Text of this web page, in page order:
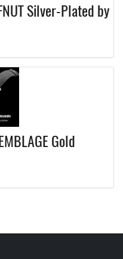
Silver-Plated by
Gold